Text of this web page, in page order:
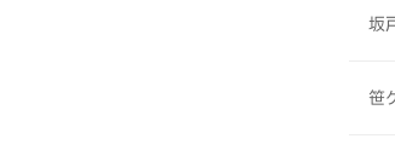
坂
笹